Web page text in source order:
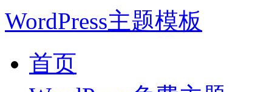
WordPress主题模板
首页